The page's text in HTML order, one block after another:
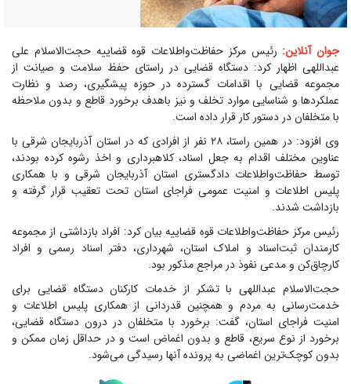
جوان آنلاین: رئیس مرکز حفاظت‌واطلاعات قوه قضاییه حجت‌الاسلام علی
عبداللهی اظهار کرد: دستگاه قضایی در راستای حفظ سلامت و صیانت از
مجموعه قضایی با اقدامات گسترده در حوزه پیشگیری، رصد و نظارت
عملکردها و شناسایی موارد تخلف و نیز باهدف برخورد قاطع و بدون ملاحظه
با متخلفان در دستور کار قرار داده است.
وی افزود: در همین راستا، ۲۸ نفر از افرادی که در استان آذربایجان شرقی با
عناوین مختلف اقدام به جعل اسناد، کلاهبرداری و اخذ رشوه کرده بودند،
توسط حفاظت‌واطلاعات دادگستری استان آذربایجان شرقی و با همکاری
پلیس اطلاعات و امنیت عمومی فراجای استان تحت تعقیب قرار گرفته و
بازداشت شدند.
رئیس مرکز حفاظت‌واطلاعات قوه قضاییه بیان کرد: افراد بازداشتی از مجموعه
کارمندان ثبت‌اسناد و املاک استان، شهرداری، دفتر اسناد رسمی و افراد
کارچاق‌کن و مدعی نفوذ در مراجع مذکور بود.
حجت‌الاسلام عبداللهی با تشکر از خدمات کارکنان دستگاه قضایی برای
خدمت‌رسانی به مردم و همچنین قدردانی از همکاری پلیس اطلاعات و
امنیت فراجای استان، گفت: برخورد با متخلفان در درون دستگاه قضایی،
برخورد از نوع سریع، قاطع و بدون اغماض است و در حداقل زمان ممکن و
بدون کوچک‌ترین اغماضی به پرونده آنها رسیدگی می‌شود.